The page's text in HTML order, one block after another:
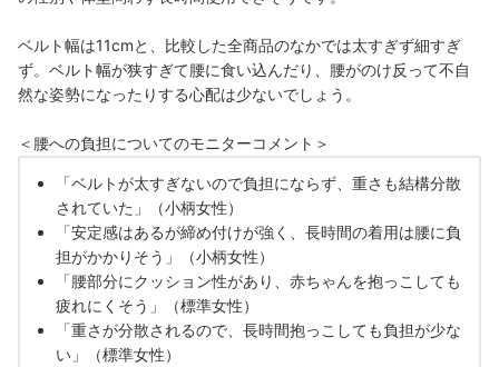
ベルト幅は11cmと、比較した全商品のなかでは太すぎず細すぎ
ず。ベルト幅が狭すぎて腰に食い込んだり、腰がのけ反って不自
然な姿勢になったりする心配は少ないでしょう。
＜腰への負担についてのモニターコメント＞
「ベルトが太すぎないので負担にならず、重さも結構分散
されていた」（小柄女性）
「安定感はあるが締め付けが強く、長時間の着用は腰に負
担がかかりそう」（小柄女性）
「腰部分にクッション性があり、赤ちゃんを抱っこしても
疲れにくそう」（標準女性）
「重さが分散されるので、長時間抱っこしても負担が少な
い」（標準女性）